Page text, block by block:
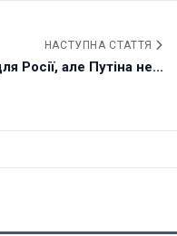
НАСТУПНА СТАТТЯ
Росії, але Путіна не...